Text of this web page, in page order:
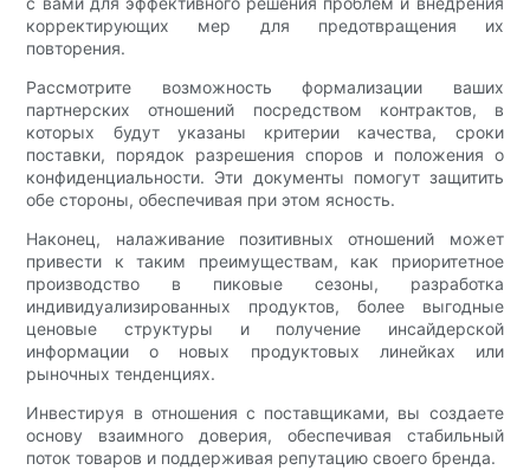
корректирующих мер для предотвращения их
повторения.
Рассмотрите возможность формализации ваших
партнерских отношений посредством контрактов, в
которых будут указаны критерии качества, сроки
поставки, порядок разрешения споров и положения о
конфиденциальности. Эти документы помогут защитить
обе стороны, обеспечивая при этом ясность.
Наконец, налаживание позитивных отношений может
привести к таким преимуществам, как приоритетное
производство в пиковые сезоны, разработка
индивидуализированных продуктов, более выгодные
ценовые структуры и получение инсайдерской
информации о новых продуктовых линейках или
рыночных тенденциях.
Инвестируя в отношения с поставщиками, вы создаете
основу взаимного доверия, обеспечивая стабильный
поток товаров и поддерживая репутацию своего бренда.